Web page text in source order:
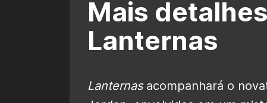
Mais
Lanternas
Lanternas acompanhará o